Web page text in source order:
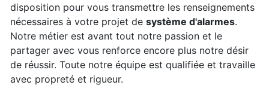
disposition pour vous transmettre les renseignements
nécessaires à votre projet de système d'alarmes.
Notre métier est avant tout notre passion et le
partager avec vous renforce encore plus notre désir
de réussir. Toute notre équipe est qualifiée et travaille
avec propreté et rigueur.